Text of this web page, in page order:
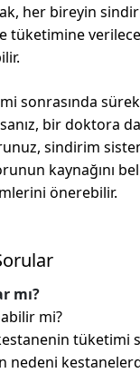
her bireyin
tüketimine
sonrasında
bir doktora
sindirim
kaynağını
önerebilir.
mı?
mi?
tüketimi
nedeni